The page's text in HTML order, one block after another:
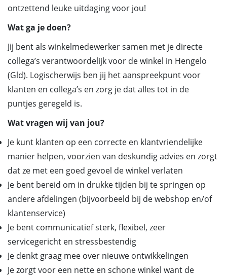
ontzettend leuke uitdaging voor jou!
Wat ga je doen?
Jij bent als winkelmedewerker samen met je directe
collega’s verantwoordelijk voor de winkel in Hengelo
(Gld). Logischerwijs ben jij het aanspreekpunt voor
klanten en collega’s en zorg je dat alles tot in de
puntjes geregeld is.
Wat vragen wij van jou?
Je kunt klanten op een correcte en klantvriendelijke
manier helpen, voorzien van deskundig advies en zorgt
dat ze met een goed gevoel de winkel verlaten
Je bent bereid om in drukke tijden bij te springen op
andere afdelingen (bijvoorbeeld bij de webshop en/of
klantenservice)
Je bent communicatief sterk, flexibel, zeer
servicegericht en stressbestendig
Je denkt graag mee over nieuwe ontwikkelingen
Je zorgt voor een nette en schone winkel want de